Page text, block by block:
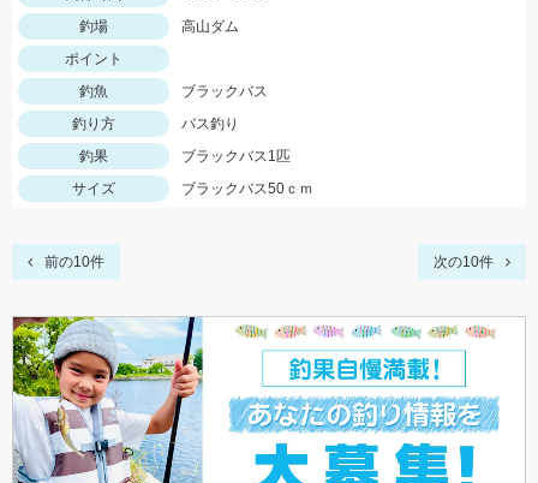
釣場
高山ダム
ポイント
釣魚
ブラックバス
釣り方
バス釣り
釣果
ブラックバス1匹
サイズ
ブラックバス50ｃｍ
前の10件 次の10件